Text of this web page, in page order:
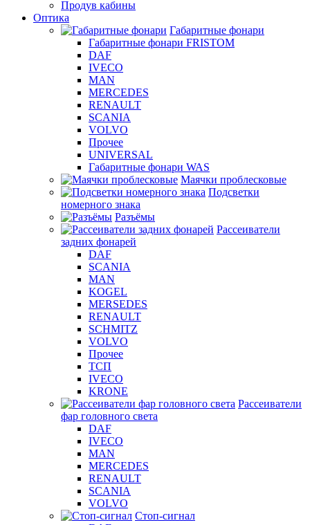
Продув кабины
Оптика
Габаритные фонари
Габаритные фонари FRISTOM
DAF
IVECO
MAN
MERCEDES
RENAULT
SCANIA
VOLVO
Прочее
UNIVERSAL
Габаритные фонари WAS
Маячки проблесковые
Подсветки
номерного знака
Разъёмы
Рассеиватели
задних фонарей
DAF
SCANIA
MAN
KOGEL
MERSEDES
RENAULT
SCHMITZ
VOLVO
Прочее
ТСП
IVECO
KRONE
Рассеиватели
фар головного света
DAF
IVECO
MAN
MERCEDES
RENAULT
SCANIA
VOLVO
Стоп-сигнал